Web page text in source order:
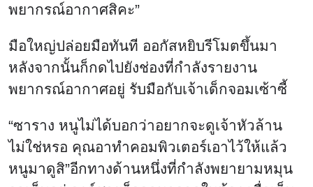
พยากรณ์อากาศสิคะ”
มือใหญ่ปล่อยมือทันที ออกัสหยิบรีโมตขึ้นมา
หลังจากนั้นก็กดไปยังช่องที่กำลังรายงาน
พยากรณ์อากาศอยู่ รับมือกับเจ้าเด็กจอมเซ้าซี้
“ซาราง หนูไม่ได้บอกว่าอยากจะดูเจ้าหัวล้าน
ไม่ใช่หรอ คุณอาทำคอมพิวเตอร์เอาไว้ให้แล้ว
หนูมาดูสิ”อีกทางด้านหนึ่งที่กำลังพยายามหมุน